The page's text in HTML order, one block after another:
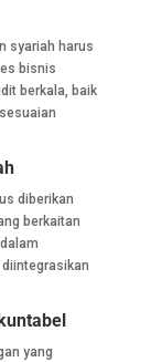
syariah harus
bisnis
berkala, baik
diberikan
berkaitan
yang